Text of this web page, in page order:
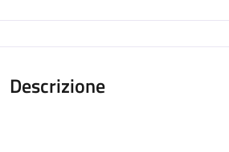
Descrizione